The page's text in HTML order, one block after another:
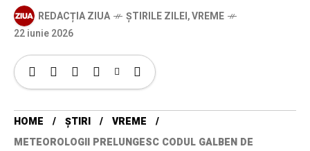
REDACȚIA ZIUA ȘTIRILE ZILEI,VREME
22 iunie 2026
HOME ȘTIRI
VREME
METEOROLOGII PRELUNGESC CODUL GALBEN DE